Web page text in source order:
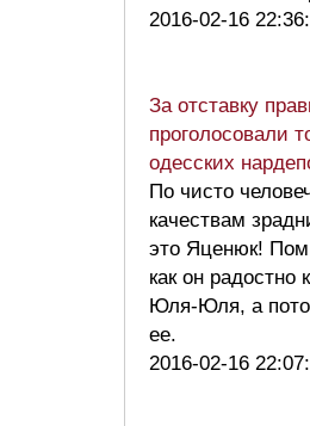
2016-02-16
За отставку
проголосовали
одесских
По чисто
качествам
это Яценюк!
как он радостно
Юля-Юля, а
ее.
2016-02-16